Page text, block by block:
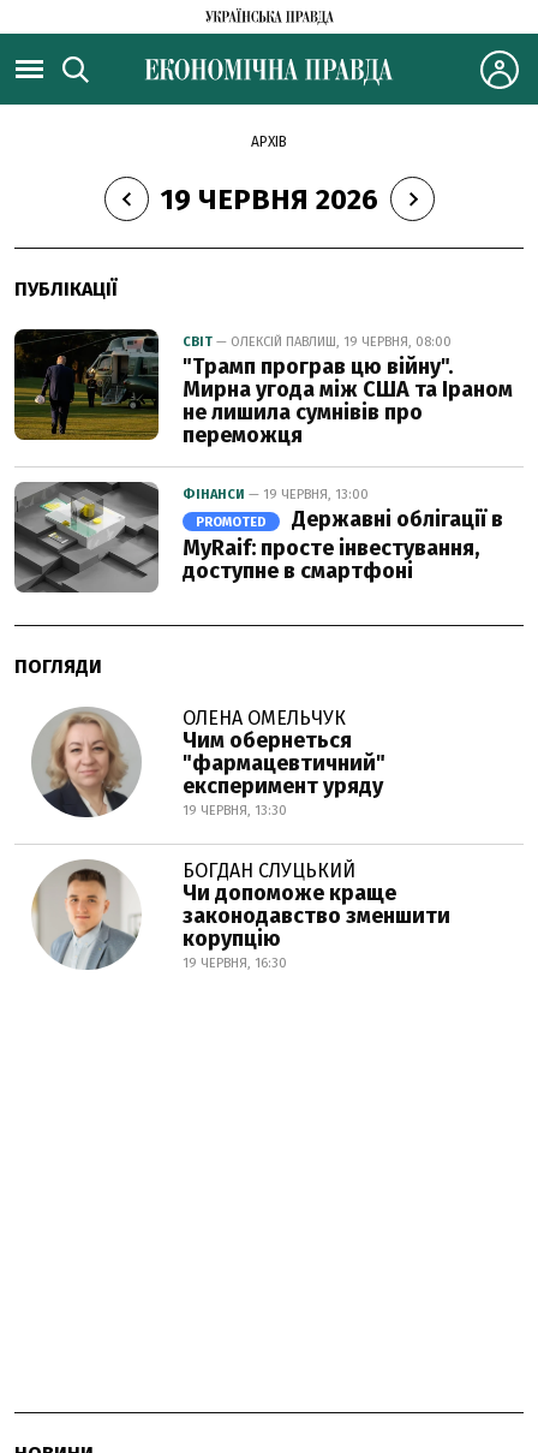
АРХІВ
19 ЧЕРВНЯ 2026
ПУБЛІКАЦІЇ
СВІТ — ОЛЕКСІЙ ПАВЛИШ, 19 ЧЕРВНЯ, 08:00
"Трамп програв цю війну".
Мирна угода між США та Іраном
не лишила сумнівів про
переможця
ФІНАНСИ — 19 ЧЕРВНЯ, 13:00
PROMOTED
Державні облігації в
MyRaif: просте інвестування,
доступне в смартфоні
ПОГЛЯДИ
ОЛЕНА ОМЕЛЬЧУК
Чим обернеться
"фармацевтичний"
експеримент уряду
19 ЧЕРВНЯ, 13:30
БОГДАН СЛУЦЬКИЙ
Чи допоможе краще
законодавство зменшити
корупцію
19 ЧЕРВНЯ, 16:30